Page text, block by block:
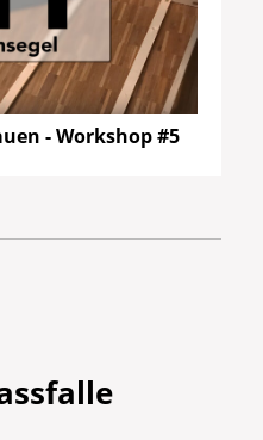
- Workshop #5